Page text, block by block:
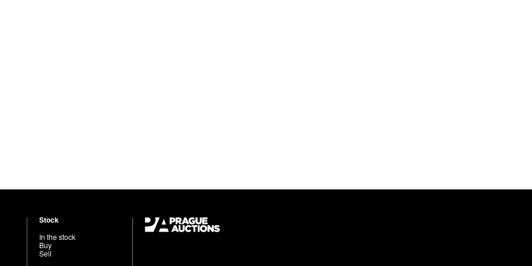
Stock
In the stock
Buy
Sell